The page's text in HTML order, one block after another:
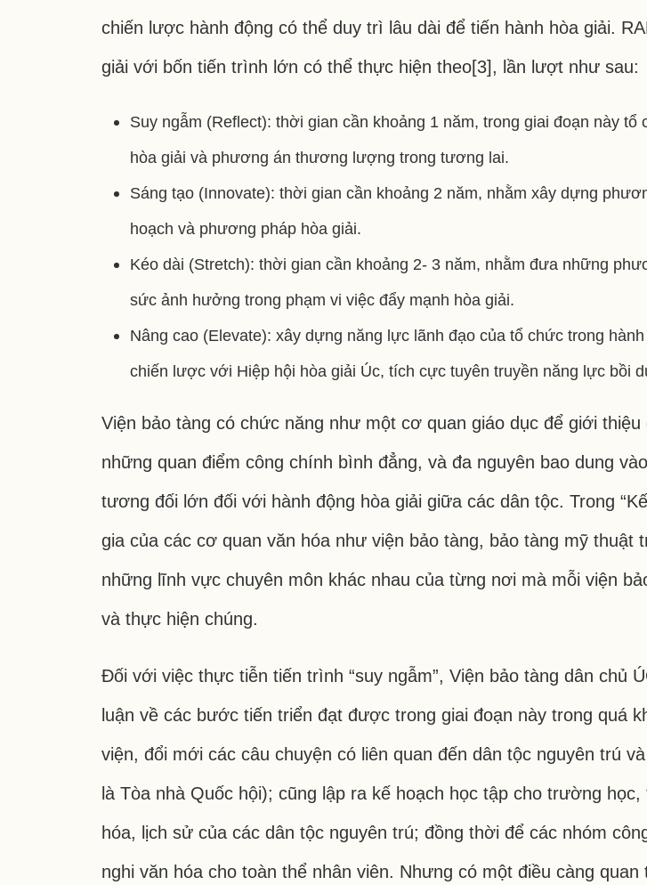
chiến lược hành động có thể duy trì lâu dài để tiến hành hòa giải.
giải với bốn tiến trình lớn có thể thực hiện theo[3], lần lượt như sau:
Suy ngẫm (Reflect): thời gian cần khoảng 1 năm, trong giai đoạn này
hòa giải và phương án thương lượng trong tương lai.
Sáng tạo (Innovate): thời gian cần khoảng 2 năm, nhằm xây dựng
hoạch và phương pháp hòa giải.
Kéo dài (Stretch): thời gian cần khoảng 2- 3 năm, nhằm đưa những
sức ảnh hưởng trong phạm vi việc đẩy mạnh hòa giải.
Nâng cao (Elevate): xây dựng năng lực lãnh đạo của tổ chức trong
chiến lược với Hiệp hội hòa giải Úc, tích cực tuyên truyền năng lực bồi
Viện bảo tàng có chức năng như một cơ quan giáo dục để giới
những quan điểm công chính bình đẳng, và đa nguyên bao dung
tương đối lớn đối với hành động hòa giải giữa các dân tộc. Trong
gia của các cơ quan văn hóa như viện bảo tàng, bảo tàng mỹ
những lĩnh vực chuyên môn khác nhau của từng nơi mà mỗi viện
và thực hiện chúng.
Đối với việc thực tiễn tiến trình “suy ngẫm”, Viện bảo tàng dân chủ
luận về các bước tiến triển đạt được trong giai đoạn này trong quá
viện, đổi mới các câu chuyện có liên quan đến dân tộc nguyên trú
là Tòa nhà Quốc hội); cũng lập ra kế hoạch học tập cho trường
hóa, lịch sử của các dân tộc nguyên trú; đồng thời để các nhóm
nghi văn hóa cho toàn thể nhân viên. Nhưng có một điều càng